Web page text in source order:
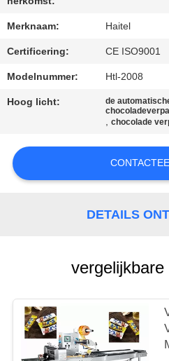
OM
CITAAT
SITEMAP
PRIVACY
POLICY
Merknaam: Haitel
Certificering: CE ISO9001
Modelnummer: Htl-2008
Hoog licht:
de
,chocolade
DETAILS